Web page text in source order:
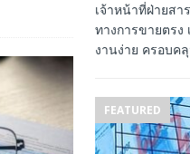
เจ้าหน้าที่ฝ่ายสา
ทางการขายตร
งานง่าย ครอบค
FEATURED